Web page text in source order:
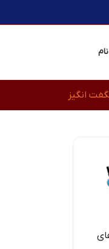
انگیز